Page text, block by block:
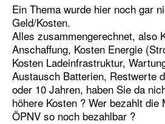
Ein Thema wurde hier noch gar
Geld/Kosten.
Alles zusammengerechnet, also
Anschaffung, Kosten Energie
Kosten Ladeinfrastruktur,
Austausch Batterien, Restwerte
oder 10 Jahren, haben Sie da
höhere Kosten ? Wer bezahlt
ÖPNV so noch bezahlbar ?